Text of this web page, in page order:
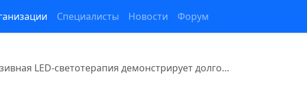
Специалисты Новости Форум
LED-светотерапия демонстрирует долго…